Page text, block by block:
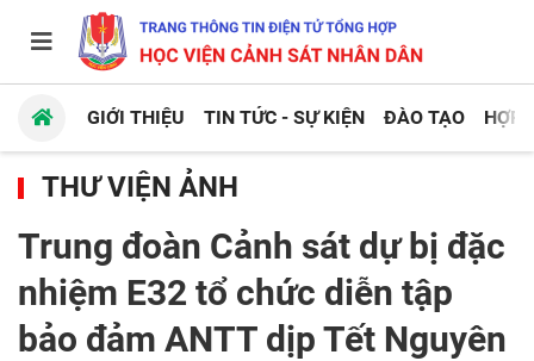
GIỚI THIỆU TIN TỨC - SỰ KIỆN ĐÀO TẠO HỢP
THƯ VIỆN ẢNH
Trung đoàn Cảnh sát dự bị đặc
nhiệm E32 tổ chức diễn tập
bảo đảm ANTT dịp Tết Nguyên